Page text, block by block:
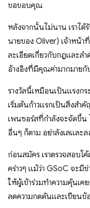
ขอขอบคุณ
หลังจากนั้นไม่นาน เราได้
นายของ Oliver) เจ้าหน้
ละเอียดเกี่ยวกับกฎและลํ
อ้างอิงที่มีคุณค่ามากมายกับ
รางวัลนี้เหมือนเป็นแรงก
เริ่มต้นก้าวแรกเป็นสิ่งสำ
เพนซอร์สที่กำลังจะจัดขึ้น
อื่นๆ ก็ตาม อย่าลังเลและ
ก่อนสมัคร เราตรวจสอบโ
คร่าวๆ แม้ว่า GSoC จะมี
ให้ผู้เข้าร่วมทำความคุ้นเ
ลดความกดดันและเขียนข้